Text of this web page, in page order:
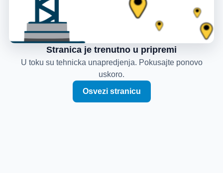
Stranica je trenutno u pripremi
U toku su tehnicka unapredjenja. Pokusajte ponovo
uskoro.
Osvezi stranicu